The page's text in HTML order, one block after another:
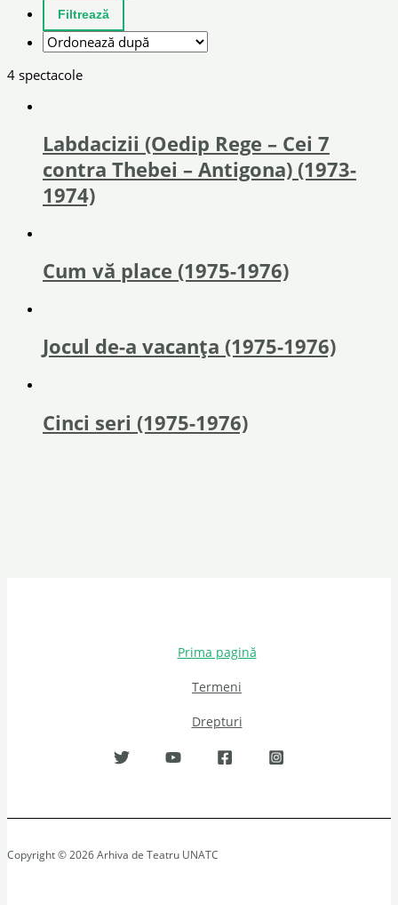
4 spectacole
Labdacizii (Oedip Rege – Cei 7
contra Thebei – Antigona) (1973-
1974)
Cum vă place (1975-1976)
Jocul de-a vacanța (1975-1976)
Cinci seri (1975-1976)
Prima pagină
Termeni
Drepturi
Copyright © 2026 Arhiva de Teatru UNATC